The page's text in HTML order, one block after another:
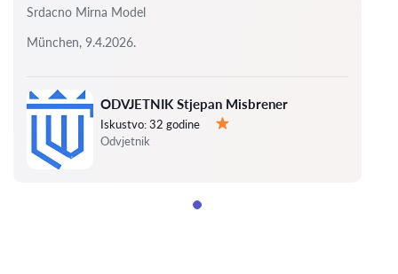
ODVJETNIK Stjepan Misbrener
Iskustvo:32 godine
Odvjetnik
Srdacno Mirna Model
München, 9.4.2026.